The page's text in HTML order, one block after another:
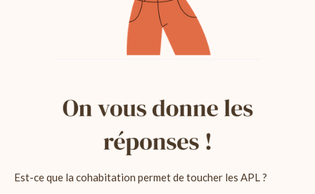
Est-ce que la cohabitation permet de toucher les APL ?